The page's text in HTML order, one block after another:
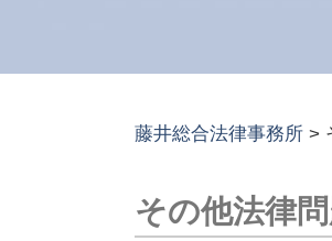
藤井総合法律事務所 >
その他法律